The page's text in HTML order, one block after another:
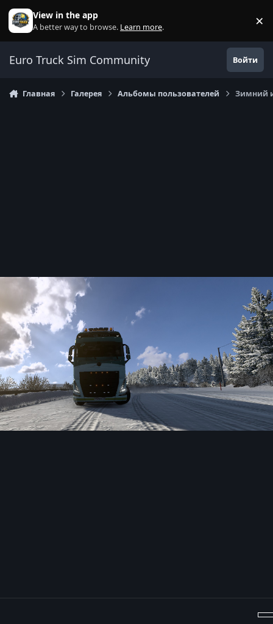
Перейти к содержанию
View in the app
A better way to browse. Learn more. ×
Euro Truck Sim Community Войти
Главная Галерея Альбомы пользователей Зимний